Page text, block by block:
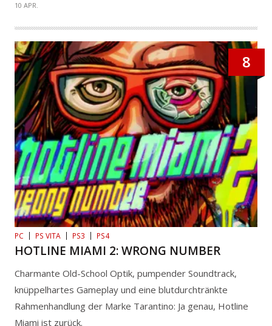
10 APR.
8
PC PS VITA PS3 PS4
HOTLINE MIAMI 2: WRONG NUMBER
Charmante Old-School Optik, pumpender Soundtrack,
knüppelhartes Gameplay und eine blutdurchtränkte
Rahmenhandlung der Marke Tarantino: Ja genau, Hotline
Miami ist zurück.